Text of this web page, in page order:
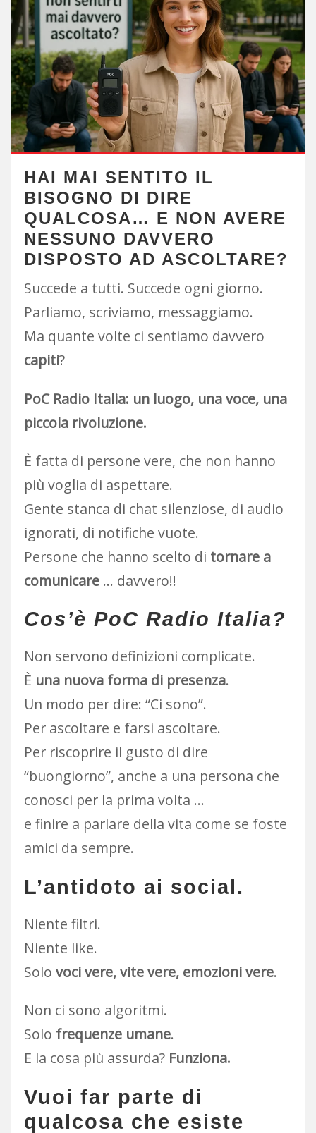
HAI MAI SENTITO IL
BISOGNO DI DIRE
QUALCOSA… E NON AVERE
NESSUNO DAVVERO
DISPOSTO AD ASCOLTARE?
Succede a tutti. Succede ogni giorno.
Parliamo, scriviamo, messaggiamo.
Ma quante volte ci sentiamo davvero
capiti?
PoC Radio Italia: un luogo, una voce, una
piccola rivoluzione.
È fatta di persone vere, che non hanno
più voglia di aspettare.
Gente stanca di chat silenziose, di audio
ignorati, di notifiche vuote.
Persone che hanno scelto di tornare a
comunicare… davvero!!
Cos’è PoC Radio Italia?
Non servono definizioni complicate.
È una nuova forma di presenza.
Un modo per dire: “Ci sono”.
Per ascoltare e farsi ascoltare.
Per riscoprire il gusto di dire
“buongiorno”, anche a una persona che
conosci per la prima volta …
e finire a parlare della vita come se foste
amici da sempre.
L’antidoto ai social.
Niente filtri.
Niente like.
Solo voci vere, vite vere, emozioni vere.
Non ci sono algoritmi.
Solo frequenze umane.
E la cosa più assurda? Funziona.
Vuoi far parte di
qualcosa che esiste